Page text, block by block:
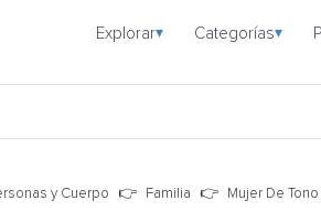
Explorar▾ Categorías▾
y Cuerpo Familia Mujer De